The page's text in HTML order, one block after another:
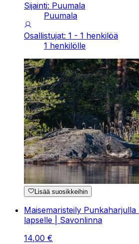
Sijainti: Puumala
Puumala
Osallistujat: 1 - 1 henkilöä
1 henkilölle
Lisää suosikkeihin
Maisemaristeily Punkaharjulla
lapselle | Savonlinna
14,00 €